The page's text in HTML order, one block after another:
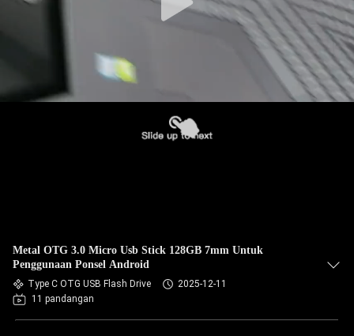
Metal OTG 3.0 Micro Usb Stick 128GB 7mm Untuk
Penggunaan Ponsel Android
Type C OTG USB Flash Drive
2025-12-11
11 pandangan